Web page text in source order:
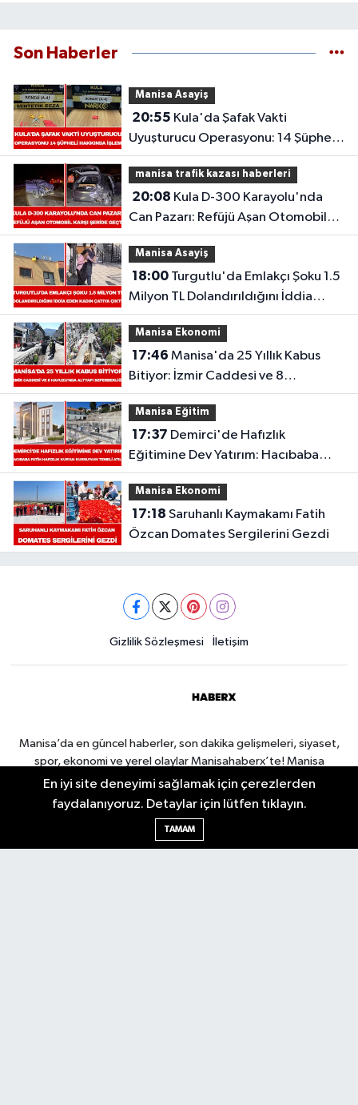
Son Haberler
Manisa Asayiş
20:55
Uyuşturucu Operasyonu: 14 Şüpheli
Hakkında İşlem
manisa trafik kazası haberleri
20:08
Can Pazarı: Refüjü Aşan Otomobil
Karşı Şeride Geçti,
Manisa Asayiş
18:00Turgutlu'da Emlakçı Şoku 1.5
Milyon TL Dolandırıldığını İddia
Eden Kadın Çatıya Çıktı
Manisa Ekonomi
17:46
Bitiyor: İzmir Caddesi ve 8
Havuzu'nda Altyapı Seferberliği
Başladı
Manisa Eğitim
17:37
Eğitimine Dev Yatırım: Hacıbaba
Fatih Hafızlık Kur’an Kursu’nun
Temeli Atıldı
Manisa Ekonomi
17:18
Özcan Domates Sergilerini Gezdi
Gizlilik Sözleşmesi İletişim
Manisa’da en güncel haberler, son dakika gelişmeleri, siyaset,
spor, ekonomi ve yerel olaylar Manisahaberx’te! Manisa
haberlerini anbean takip edin.
Manisa Nöbetçi Eczaneler
En iyi site deneyimi sağlamak için çerezlerden
faydalanıyoruz. Detaylar için lütfen tıklayın.
TAMAM